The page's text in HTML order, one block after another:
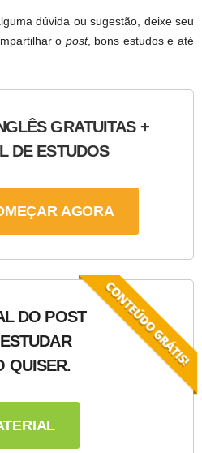
dúvida ou sugestão, deixe seu
o post, bons estudos e até
GRATUITAS +
DE ESTUDOS
AGORA
DO POST
QUISER.